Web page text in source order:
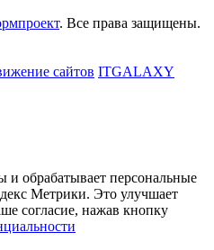
. Все права защищены.
сайтов ITGALAXY
и обрабатывает персональные
Метрики. Это улучшает
согласие, нажав кнопку